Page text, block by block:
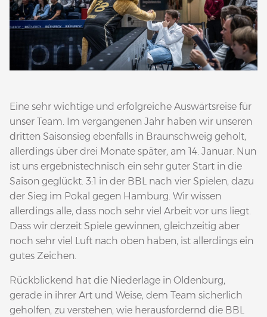
Eine sehr wichtige und erfolgreiche Auswärtsreise für
unser Team. Im vergangenen Jahr haben wir unseren
dritten Saisonsieg ebenfalls in Braunschweig geholt,
allerdings über drei Monate später, am 14. Januar. Nun
ist uns ergebnistechnisch ein sehr guter Start in die
Saison geglückt. 3:1 in der BBL nach vier Spielen, dazu
der Sieg im Pokal gegen Hamburg. Wir wissen
allerdings alle, dass noch sehr viel Arbeit vor uns liegt.
Dass wir derzeit Spiele gewinnen, gleichzeitig aber
noch sehr viel Luft nach oben haben, ist allerdings ein
gutes Zeichen.
Rückblickend hat die Niederlage in Oldenburg,
gerade in ihrer Art und Weise, dem Team sicherlich
geholfen, zu verstehen, wie herausfordernd die BBL